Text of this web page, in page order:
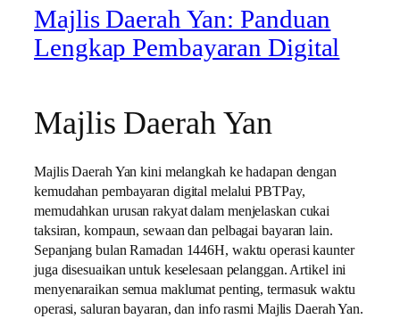
Majlis Daerah Yan: Panduan
Lengkap Pembayaran Digital
Majlis Daerah Yan
Majlis Daerah Yan kini melangkah ke hadapan dengan
kemudahan pembayaran digital melalui PBTPay,
memudahkan urusan rakyat dalam menjelaskan cukai
taksiran, kompaun, sewaan dan pelbagai bayaran lain.
Sepanjang bulan Ramadan 1446H, waktu operasi kaunter
juga disesuaikan untuk keselesaan pelanggan. Artikel ini
menyenaraikan semua maklumat penting, termasuk waktu
operasi, saluran bayaran, dan info rasmi Majlis Daerah Yan.